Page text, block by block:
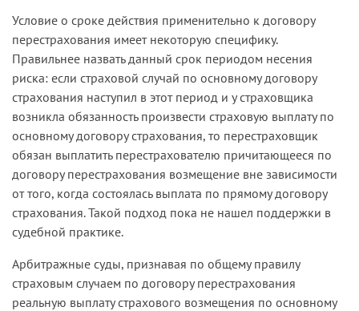
Условие о сроке действия применительно к договору
перестрахования имеет некоторую специфику.
Правильнее назвать данный срок периодом несения
риска: если страховой случай по основному договору
страхования наступил в этот период и у страховщика
возникла обязанность произвести страховую выплату по
основному договору страхования, то перестраховщик
обязан выплатить перестрахователю причитающееся по
договору перестрахования возмещение вне зависимости
от того, когда состоялась выплата по прямому договору
страхования. Такой подход пока не нашел поддержки в
судебной практике.
Арбитражные суды, признавая по общему правилу
страховым случаем по договору перестрахования
реальную выплату страхового возмещения по основному